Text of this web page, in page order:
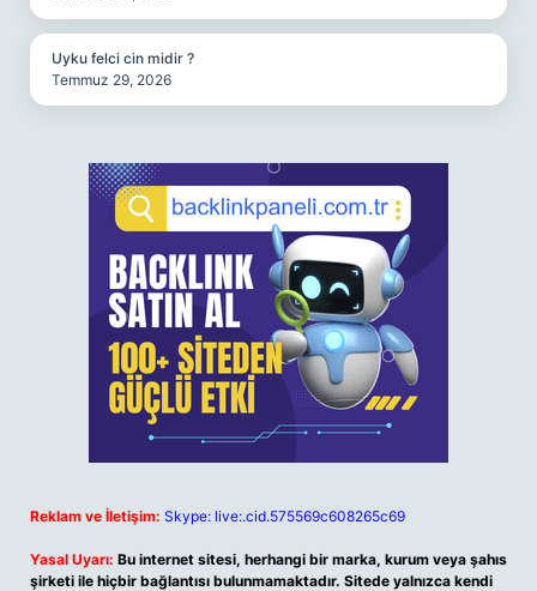
Uyku felci cin midir ?
Temmuz 29, 2026
Reklam ve İletişim: Skype: live:.cid.575569c608265c69
Yasal Uyarı: Bu internet sitesi, herhangi bir marka, kurum veya şahıs
şirketi ile hiçbir bağlantısı bulunmamaktadır. Sitede yalnızca kendi